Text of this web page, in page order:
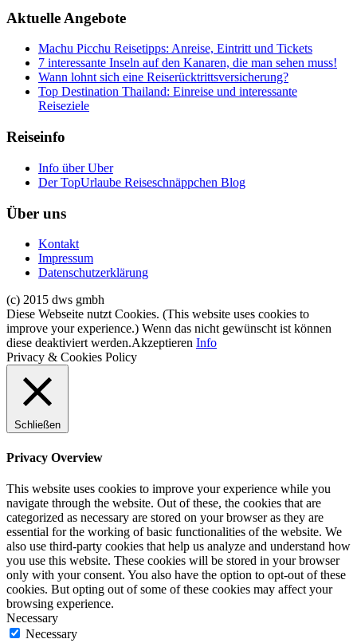
Aktuelle Angebote
Machu Picchu Reisetipps: Anreise, Eintritt und Tickets
7 interessante Inseln auf den Kanaren, die man sehen muss!
Wann lohnt sich eine Reiserücktrittsversicherung?
Top Destination Thailand: Einreise und interessante
Reiseziele
Reiseinfo
Info über Uber
Der TopUrlaube Reiseschnäppchen Blog
Über uns
Kontakt
Impressum
Datenschutzerklärung
(c) 2015 dws gmbh
Diese Webseite nutzt Cookies. (This website uses cookies to
improve your experience.) Wenn das nicht gewünscht ist können
diese deaktiviert werden.Akzeptieren Info
Privacy & Cookies Policy
Schließen
Privacy Overview
This website uses cookies to improve your experience while you
navigate through the website. Out of these, the cookies that are
categorized as necessary are stored on your browser as they are
essential for the working of basic functionalities of the website. We
also use third-party cookies that help us analyze and understand how
you use this website. These cookies will be stored in your browser
only with your consent. You also have the option to opt-out of these
cookies. But opting out of some of these cookies may affect your
browsing experience.
Necessary
Necessary